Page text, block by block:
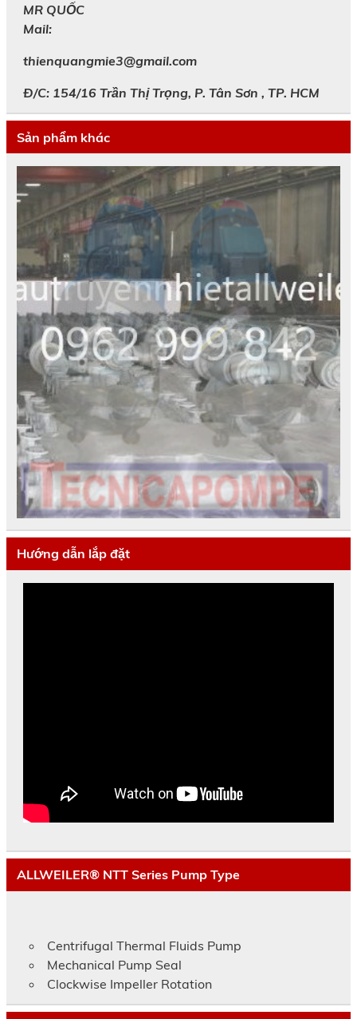
MRQUỐC
Mail:
thienquangmie3@gmail.com
Đ/C: 154/16 Trần Thị Trọng, P. Tân Sơn , TP. HCM
Sản phẩm khác
Hướng dẫn lắp đặt
ALLWEILER® NTT Series Pump Type
Centrifugal Thermal Fluids Pump
Mechanical Pump Seal
Clockwise Impeller Rotation